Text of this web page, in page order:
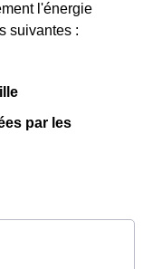
l'énergie
suivantes :
par les